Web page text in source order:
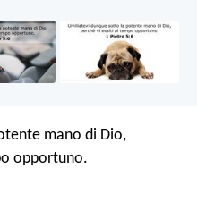
mano di Dio,
opportuno.